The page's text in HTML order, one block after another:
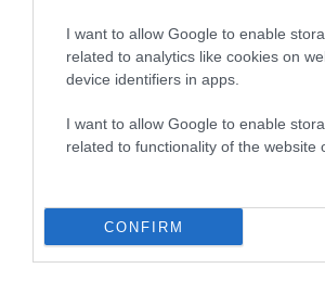
I want to allow Google to enable
related to analytics like cookies on
device identifiers in apps.
I want to allow Google to enable
related to functionality of the website
CONFIRM
2026-08-06.